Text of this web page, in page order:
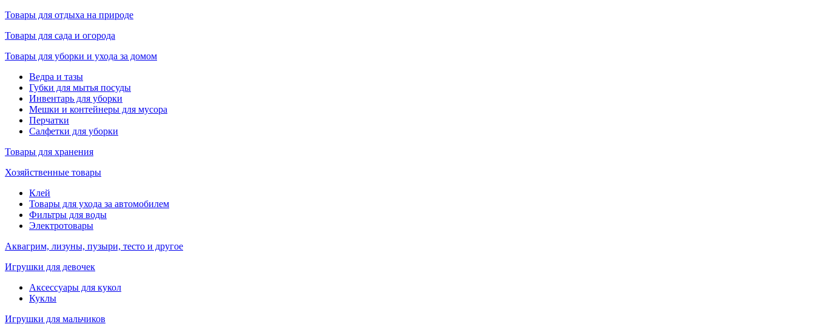
Товары для отдыха на природе
Товары для сада и огорода
Товары для уборки и ухода за домом
Ведра и тазы
Губки для мытья посуды
Инвентарь для уборки
Мешки и контейнеры для мусора
Перчатки
Салфетки для уборки
Товары для хранения
Хозяйственные товары
Клей
Товары для ухода за автомобилем
Фильтры для воды
Электротовары
Аквагрим, лизуны, пузыри, тесто и другое
Игрушки для девочек
Аксессуары для кукол
Куклы
Игрушки для мальчиков